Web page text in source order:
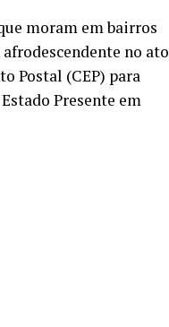
moram em bairros
no ato
Postal (CEP) para
Presente em